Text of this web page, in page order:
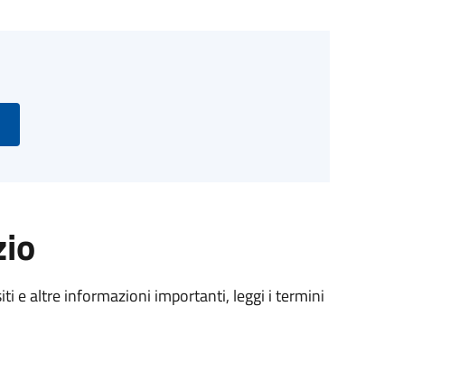
e altre informazioni importanti, leggi i termini